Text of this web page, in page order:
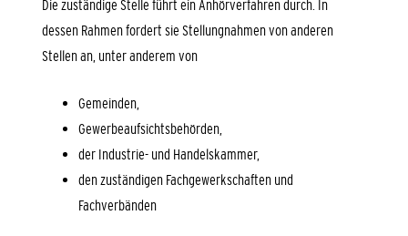
Die zuständige Stelle führt ein Anhörverfahren durch. In
dessen Rahmen fordert sie Stellungnahmen von anderen
Stellen an, unter anderem von
Gemeinden,
Gewerbeaufsichtsbehörden,
der Industrie- und Handelskammer,
den zuständigen Fachgewerkschaften und
Fachverbänden